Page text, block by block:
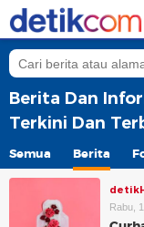
Berita Dan
Terkini Dan
Semua Berita
Rabu,